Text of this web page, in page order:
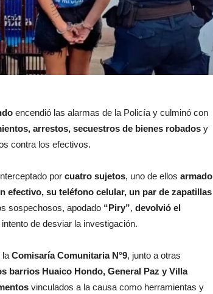
encendió las alarmas de la Policía y culminó con
arrestos, secuestros de bienes robados y
contra los efectivos.
por cuatro sujetos, uno de ellos armado
efectivo, su teléfono celular, un par de zapatillas
sospechosos, apodado “Piry”, devolvió el
de desviar la investigación.
la Comisaría Comunitaria N°9, junto a otras
barrios Huaico Hondo, General Paz y Villa
vinculados a la causa como herramientas y